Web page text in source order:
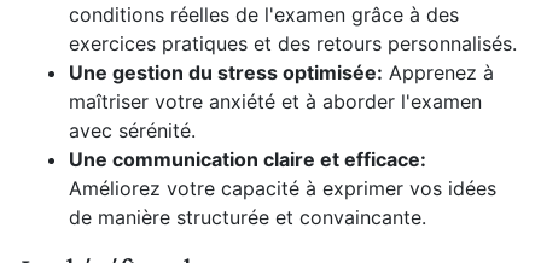
conditions réelles de l'examen grâce à des
exercices pratiques et des retours personnalisés.
Une gestion du stress optimisée: Apprenez à
maîtriser votre anxiété et à aborder l'examen
avec sérénité.
Une communication claire et efficace:
Améliorez votre capacité à exprimer vos idées
de manière structurée et convaincante.